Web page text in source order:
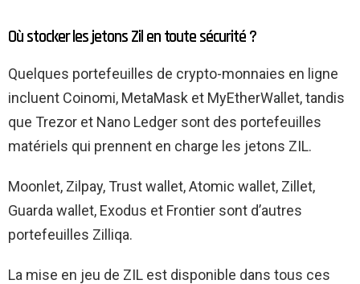
Où stocker les jetons Zil en toute sécurité ?
Quelques portefeuilles de crypto-monnaies en ligne
incluent Coinomi, MetaMask et MyEtherWallet, tandis
que Trezor et Nano Ledger sont des portefeuilles
matériels qui prennent en charge les jetons ZIL.
Moonlet, Zilpay, Trust wallet, Atomic wallet, Zillet,
Guarda wallet, Exodus et Frontier sont d’autres
portefeuilles Zilliqa.
La mise en jeu de ZIL est disponible dans tous ces